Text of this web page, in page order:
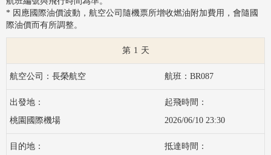
* 因應國際油價波動，航空公司隨機票所增收燃油附加費用，會隨國
際油價而有所調整。
1
長榮航空 BR087
桃園國際機場 2026/06/10 23:30